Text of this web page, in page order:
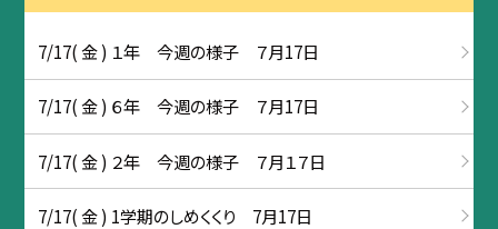
7/17( 金 ) １年 今週の様子 ７月17日
7/17( 金 ) ６年 今週の様子 ７月17日
7/17( 金 ) ２年 今週の様子 ７月１７日
7/17( 金 ) 1学期のしめくくり 7月17日